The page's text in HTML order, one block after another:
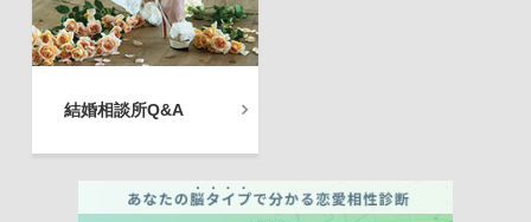
結婚相談所Q&A